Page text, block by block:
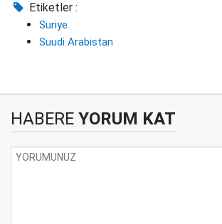
Etiketler :
Suriye
Suudi Arabistan
HABERE YORUM KAT